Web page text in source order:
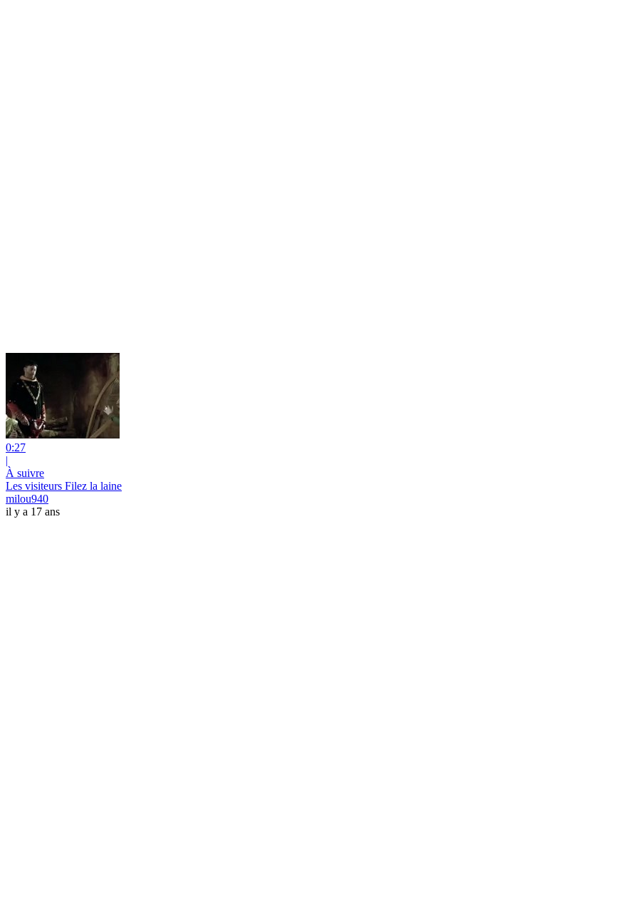
0:27
|
À suivre
Les visiteurs Filez la laine
milou940
il y a 17 ans